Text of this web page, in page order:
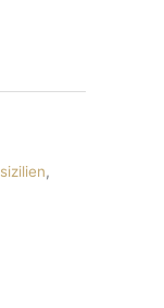
sizilien,